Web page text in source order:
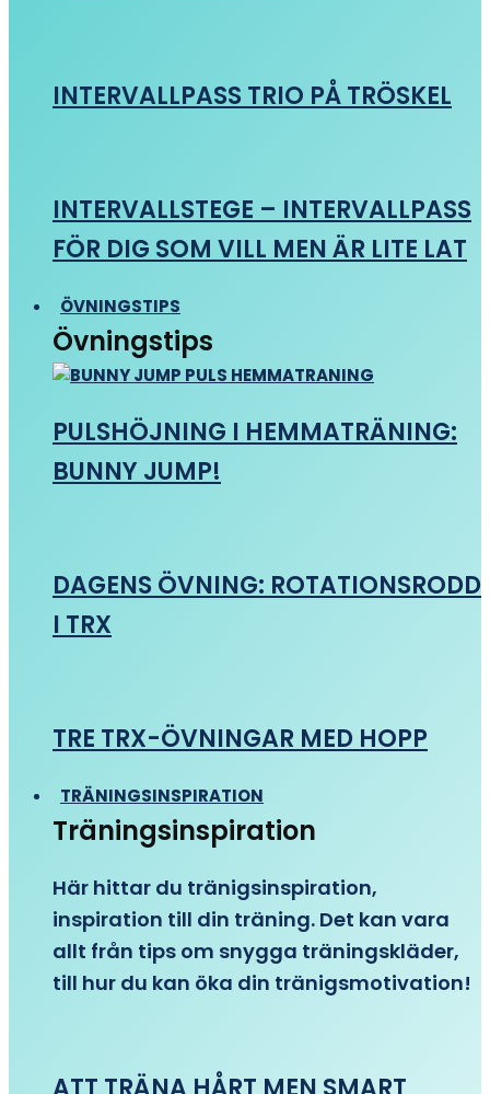
INTERVALLPASS TRIO PÅ TRÖSKEL
INTERVALLSTEGE – INTERVALLPASS
FÖR DIG SOM VILL MEN ÄR LITE LAT
ÖVNINGSTIPS
Övningstips
PULSHÖJNING I HEMMATRÄNING:
BUNNY JUMP!
DAGENS ÖVNING: ROTATIONSRODD
I TRX
TRE TRX-ÖVNINGAR MED HOPP
TRÄNINGSINSPIRATION
Träningsinspiration
Här hittar du tränigsinspiration,
inspiration till din träning. Det kan vara
allt från tips om snygga träningskläder,
till hur du kan öka din tränigsmotivation!